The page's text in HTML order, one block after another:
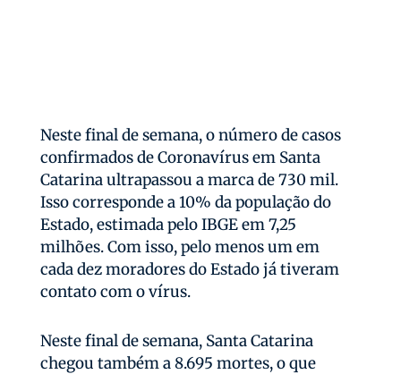
Neste final de semana, o número de casos
confirmados de Coronavírus em Santa
Catarina ultrapassou a marca de 730 mil.
Isso corresponde a 10% da população do
Estado, estimada pelo IBGE em 7,25
milhões. Com isso, pelo menos um em
cada dez moradores do Estado já tiveram
contato com o vírus.
Neste final de semana, Santa Catarina
chegou também a 8.695 mortes, o que